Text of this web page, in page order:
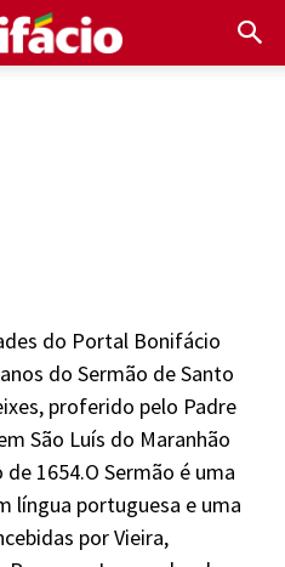
do Portal Bonifácio
do Sermão de Santo
proferido pelo Padre
São Luís do Maranhão
1654.O Sermão é uma
língua portuguesa e uma
por Vieira,